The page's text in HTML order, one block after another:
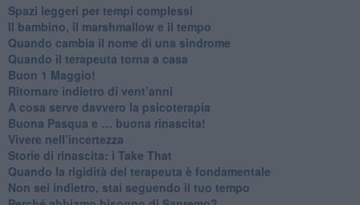
Spazi leggeri per tempi complessi
Il bambino, il marshmallow e il tempo
​Quando cambia il nome di una sindrome
​Quando il terapeuta torna a casa
​Buon 1 Maggio!
Ritornare indietro di vent’anni
​A cosa serve davvero la psicoterapia
​Buona Pasqua e … buona rinascita!
​Vivere nell’incertezza
​Storie di rinascita: i Take That
​Quando la rigidità del terapeuta è fondamentale
​Non sei indietro, stai seguendo il tuo tempo